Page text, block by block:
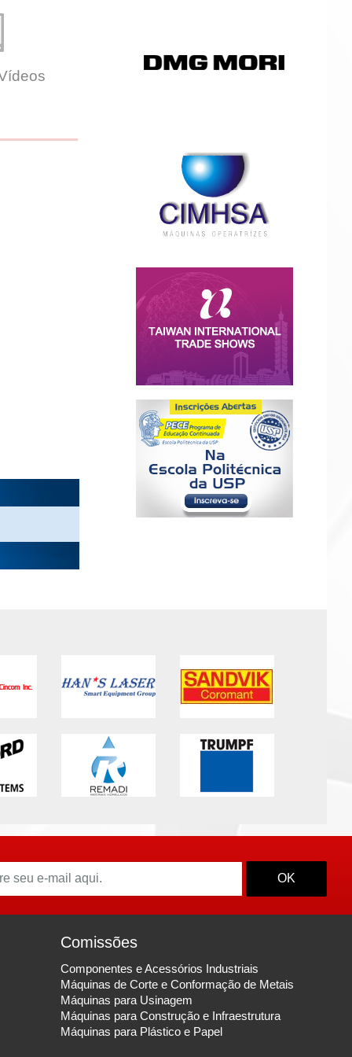
OK
Comissões
Componentes e Acessórios Industriais
Máquinas de Corte e Conformação de Metais
Máquinas para Usinagem
Máquinas para Construção e Infraestrutura
Máquinas para Plástico e Papel